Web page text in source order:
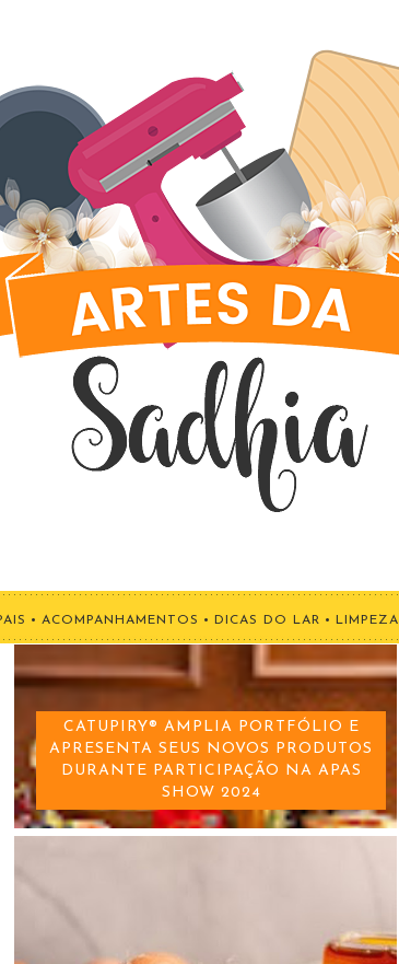
• ACOMPANHAMENTOS • DICAS DO LAR • LIMPEZA
CATUPIRY® AMPLIA PORTFÓLIO E
APRESENTA SEUS NOVOS PRODUTOS
DURANTE PARTICIPAÇÃO NA APAS
SHOW 2024